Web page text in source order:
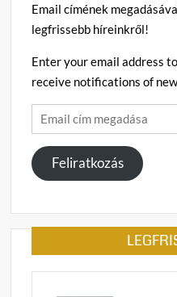
Email címének
legfrissebb híreinkről!
Enter your email address
receive notifications of
Email
cím
megadása
Feliratkozás